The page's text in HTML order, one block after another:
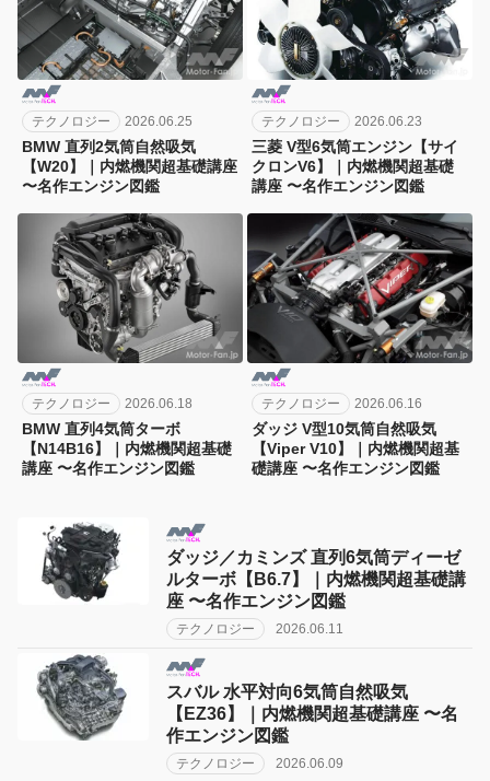
テクノロジー 2026.06.25
BMW 直列2気筒自然吸気
【W20】｜内燃機関超基礎講座
〜名作エンジン図鑑
テクノロジー 2026.06.23
三菱 V型6気筒エンジン【サイ
クロンV6】｜内燃機関超基礎
講座 〜名作エンジン図鑑
テクノロジー 2026.06.18
BMW 直列4気筒ターボ
【N14B16】｜内燃機関超基礎
講座 〜名作エンジン図鑑
テクノロジー 2026.06.16
ダッジ V型10気筒自然吸気
【Viper V10】｜内燃機関超基
礎講座 〜名作エンジン図鑑
ダッジ／カミンズ 直列6気筒ディーゼ
ルターボ【B6.7】｜内燃機関超基礎講
座 〜名作エンジン図鑑
テクノロジー 2026.06.11
スバル 水平対向6気筒自然吸気
【EZ36】｜内燃機関超基礎講座 〜名
作エンジン図鑑
テクノロジー 2026.06.09